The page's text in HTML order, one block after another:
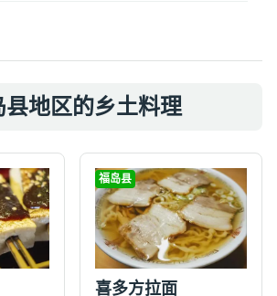
县地区的乡土料理
福岛县
喜多方拉面